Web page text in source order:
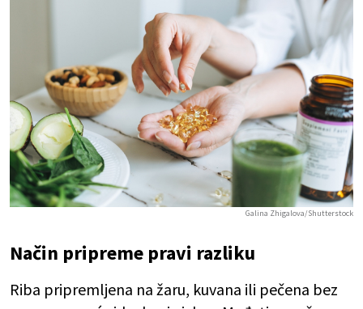
Galina Zhigalova/Shutterstock
Način pripreme pravi razliku
Riba pripremljena na žaru, kuvana ili pečena bez